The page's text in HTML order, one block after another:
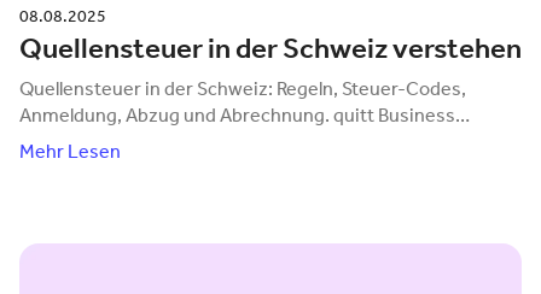
08.08.2025
Quellensteuer in der Schweiz verstehen
Quellensteuer in der Schweiz: Regeln, Steuer-Codes,
Anmeldung, Abzug und Abrechnung. quitt Business
übernimmt die komplette Verwaltung für Sie.
Mehr Lesen